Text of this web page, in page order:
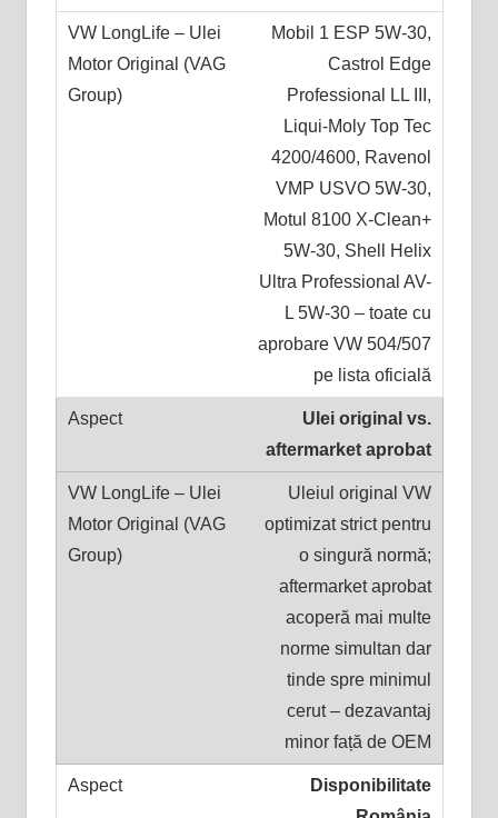
Mobil 1 ESP 5W-30,
Castrol Edge
Professional LL III,
Liqui-Moly Top Tec
4200/4600, Ravenol
VMP USVO 5W-30,
Motul 8100 X-Clean+
5W-30, Shell Helix
Ultra Professional AV-
L 5W-30 – toate cu
aprobare VW 504/507
pe lista oficială
Ulei original vs.
aftermarket aprobat
Uleiul original VW
optimizat strict pentru
o singură normă;
aftermarket aprobat
acoperă mai multe
norme simultan dar
tinde spre minimul
cerut – dezavantaj
minor față de OEM
Disponibilitate